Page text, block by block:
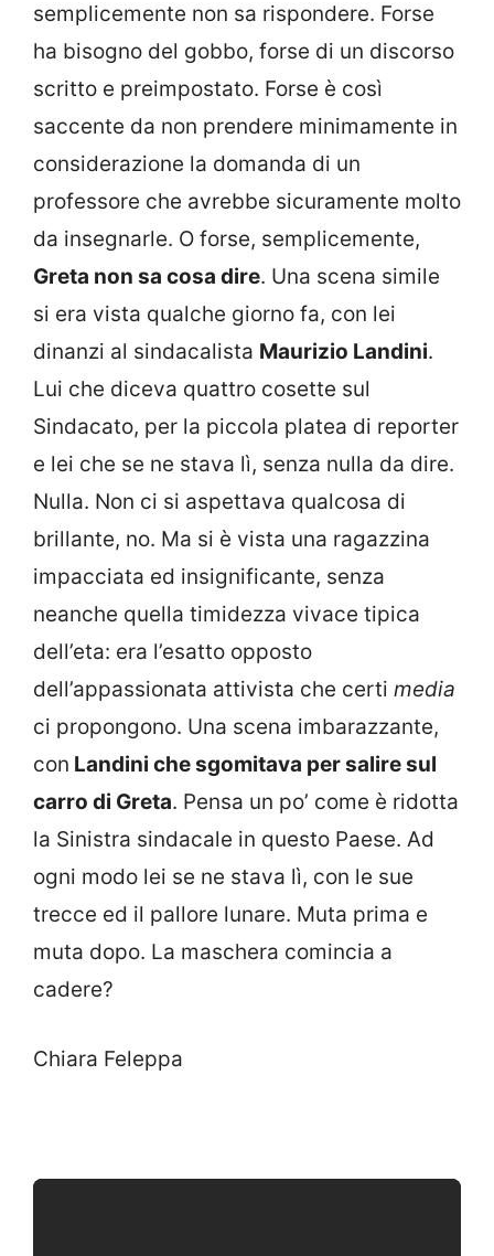
semplicemente non sa rispondere. Forse
ha bisogno del gobbo, forse di un discorso
scritto e preimpostato. Forse è così
saccente da non prendere minimamente in
considerazione la domanda di un
professore che avrebbe sicuramente molto
da insegnarle. O forse, semplicemente,
Greta non sa cosa dire. Una scena simile
si era vista qualche giorno fa, con lei
dinanzi al sindacalista Maurizio Landini.
Lui che diceva quattro cosette sul
Sindacato, per la piccola platea di reporter
e lei che se ne stava lì, senza nulla da dire.
Nulla. Non ci si aspettava qualcosa di
brillante, no. Ma si è vista una ragazzina
impacciata ed insignificante, senza
neanche quella timidezza vivace tipica
dell’eta: era l’esatto opposto
dell’appassionata attivista che certi media
ci propongono. Una scena imbarazzante,
con Landini che sgomitava per salire sul
carro di Greta. Pensa un po’ come è ridotta
la Sinistra sindacale in questo Paese. Ad
ogni modo lei se ne stava lì, con le sue
trecce ed il pallore lunare. Muta prima e
muta dopo. La maschera comincia a
cadere?
Chiara Feleppa